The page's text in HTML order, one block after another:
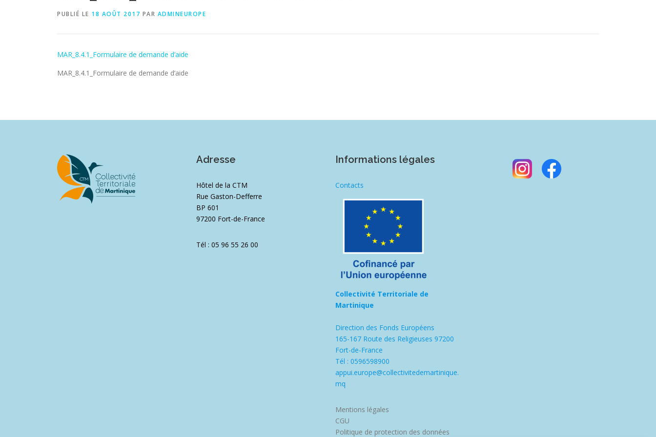
PUBLIÉ LE 18 AOÛT 2017 PAR ADMINEUROPE
MAR_8.4.1_Formulaire de demande d’aide
MAR_8.4.1_Formulaire de demande d’aide
Adresse
Hôtel de la CTM
Rue Gaston-Defferre
BP 601
97200 Fort-de-France
Tél : 05 96 55 26 00
Informations légales
Contacts
Collectivité Territoriale de
Martinique
Direction des Fonds Européens
165-167 Route des Religieuses 97200
Fort-de-France
Tél : 0596598900
appui.europe@collectivitedemartinique.
mq
Mentions légales
CGU
Politique de protection des données